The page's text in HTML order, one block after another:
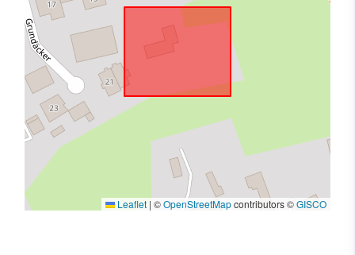
Leaflet | ©OpenStreetMapcontributors ©GISCO